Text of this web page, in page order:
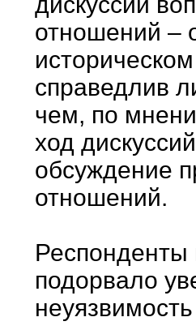
отношений –
справедлив
чем, по
ход
обсуждение
отношений.
Респонденты
подорвало